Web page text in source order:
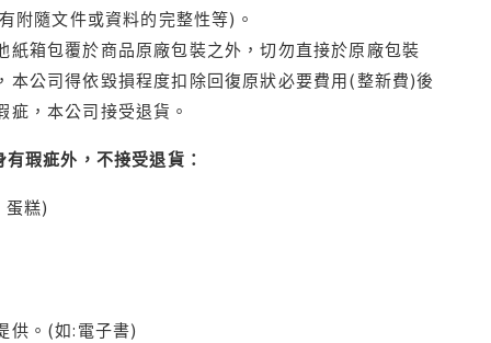
附隨文件或資料的完整性等)。
箱包覆於商品原廠包裝之外，切勿直接於原廠包裝
公司得依毀損程度扣除回復原狀必要費用(整新費)後
，本公司接受退貨。
瑕疵外，不接受退貨：
蛋糕)
供。(如:電子書)